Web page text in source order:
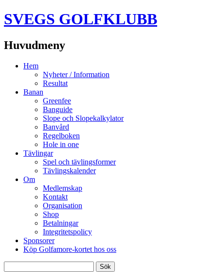
SVEGS GOLFKLUBB
Huvudmeny
HoppaHem
Nyheter / Information
Resultat
Banan
Greenfee
Banguide
Slope och Slopekalkylator
Banvård
Regelboken
Hole in one
Tävlingar
Spel och tävlingsformer
Tävlingskalender
Om
Medlemskap
Kontakt
Organisation
Shop
Betalningar
Integritetspolicy
Sponsorer
Köp Golfamore-kortet hos oss
efter: